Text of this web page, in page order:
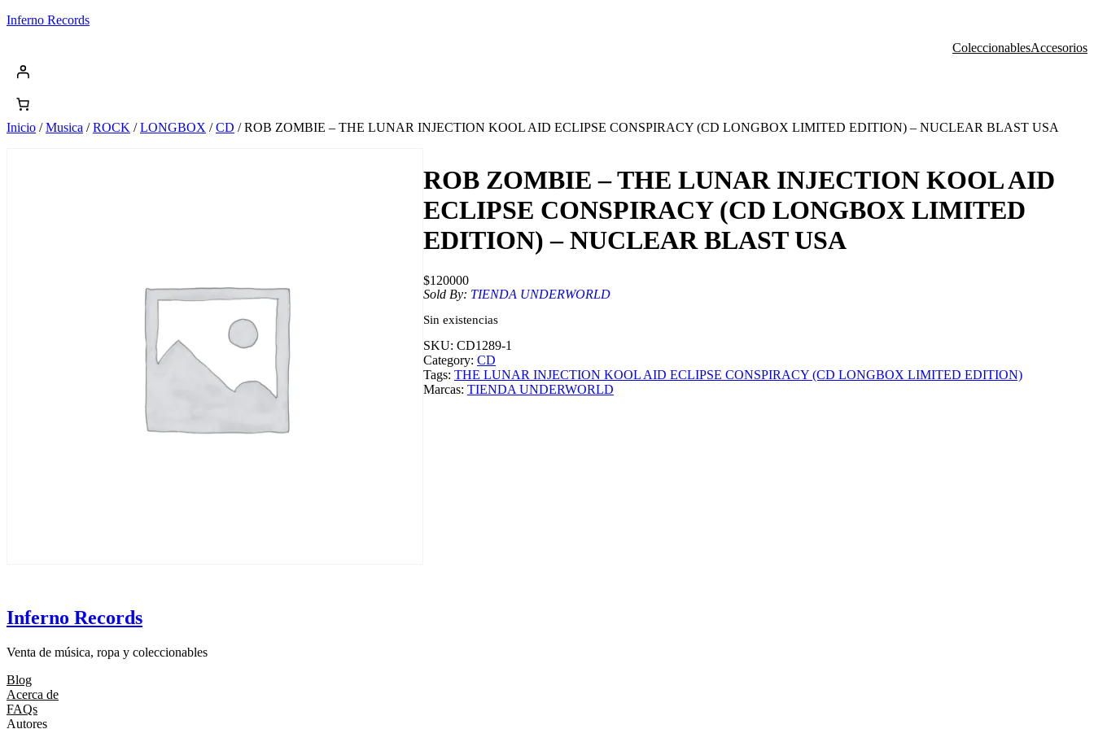
Saltar
Inferno Records
ColeccionablesAccesorios
Inicio /Musica /ROCK /LONGBOX /CD / ROB ZOMBIE – THE LUNAR INJECTION KOOL AID ECLIPSE CONSPIRACY (CD LONGBOX LIMITED EDITION) – NUCLEAR BLAST USA
ROB ZOMBIE – THE LUNAR INJECTION KOOL AID
ECLIPSE CONSPIRACY (CD LONGBOX LIMITED
EDITION) – NUCLEAR BLAST USA
$120000
Sold By: TIENDA UNDERWORLD
Sin existencias
SKU: CD1289-1
Category: CD
Tags: THE LUNAR INJECTION KOOL AID ECLIPSE CONSPIRACY (CD LONGBOX LIMITED EDITION)
Marcas: TIENDA UNDERWORLD
Inferno Records
Venta de música, ropa y coleccionables
Blog
Acerca de
FAQs
Autores